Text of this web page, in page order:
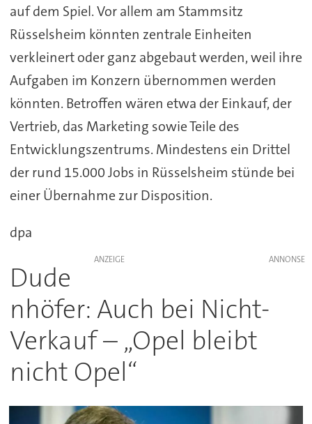
auf dem Spiel. Vor allem am Stammsitz
Rüsselsheim könnten zentrale Einheiten
verkleinert oder ganz abgebaut werden, weil ihre
Aufgaben im Konzern übernommen werden
könnten. Betroffen wären etwa der Einkauf, der
Vertrieb, das Marketing sowie Teile des
Entwicklungszentrums. Mindestens ein Drittel
der rund 15.000 Jobs in Rüsselsheim stünde bei
einer Übernahme zur Disposition.
dpa
ANZEIGE
Dude
nhöfer: Auch bei Nicht-
Verkauf – „Opel bleibt
nicht Opel“